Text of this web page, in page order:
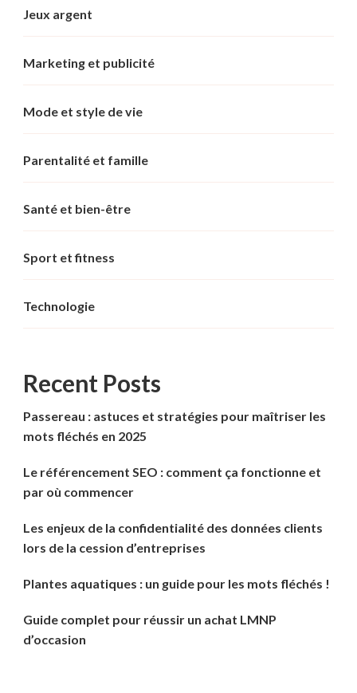
Jeux argent
Marketing et publicité
Mode et style de vie
Parentalité et famille
Santé et bien-être
Sport et fitness
Technologie
Recent Posts
Passereau : astuces et stratégies pour maîtriser les
mots fléchés en 2025
Le référencement SEO : comment ça fonctionne et
par où commencer
Les enjeux de la confidentialité des données clients
lors de la cession d’entreprises
Plantes aquatiques : un guide pour les mots fléchés !
Guide complet pour réussir un achat LMNP
d’occasion